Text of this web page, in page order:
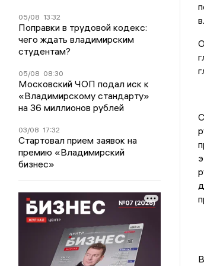
05/08 13:32
Поправки в трудовой кодекс:
чего ждать владимирским
студентам?
05/08 08:30
Московский ЧОП подал иск к
«Владимирскому стандарту»
на 36 миллионов рублей
03/08 17:32
Стартовал прием заявок на
премию «Владимирский
бизнес»